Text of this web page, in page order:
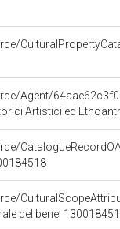
Agent/
Artistici ed
del bene: